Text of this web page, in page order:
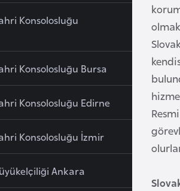
Konsolosluğu
Konsolosluğu Bursa
Konsolosluğu Edirne
Konsolosluğu İzmir
Ankara